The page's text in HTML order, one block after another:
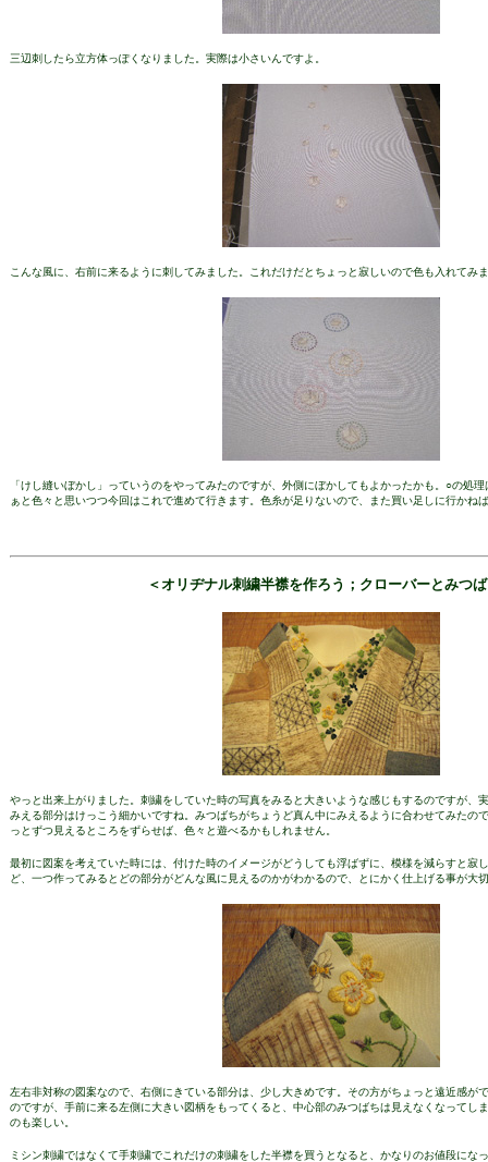
三辺刺したら立方体っぽくなりました。実際は小さいんですよ。
こんな風に、右前に来るように刺してみました。これだけだとちょっと寂しいので色も入れてみ
「けし縫いぼかし」っていうのをやってみたのですが、外側にぼかしてもよかったかも。○の処
ぁと色々と思いつつ今回はこれで進めて行きます。色糸が足りないので、また買い足しに行かね
＜オリヂナル刺繍半襟を作ろう；クローバーとみつ
やっと出来上がりました。刺繍をしていた時の写真をみると大きいような感じもするのですが、
みえる部分はけっこう細かいですね。みつばちがちょうど真ん中にみえるように合わせてみたの
っとずつ見えるところをずらせば、色々と遊べるかもしれません。
最初に図案を考えていた時には、付けた時のイメージがどうしても浮ばずに、模様を減らすと寂
ど、一つ作ってみるとどの部分がどんな風に見えるのかがわかるので、とにかく仕上げる事が大
左右非対称の図案なので、右側にきている部分は、少し大きめです。その方がちょっと遠近感が
のですが、手前に来る左側に大きい図柄をもってくると、中心部のみつばちは見えなくなってし
のも楽しい。
ミシン刺繍ではなくて手刺繍でこれだけの刺繍をした半襟を買うとなると、かなりのお値段にな